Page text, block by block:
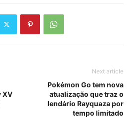
XV
Next article
Pokémon Go tem nova
atualização que traz o
lendário Rayquaza por
tempo limitado